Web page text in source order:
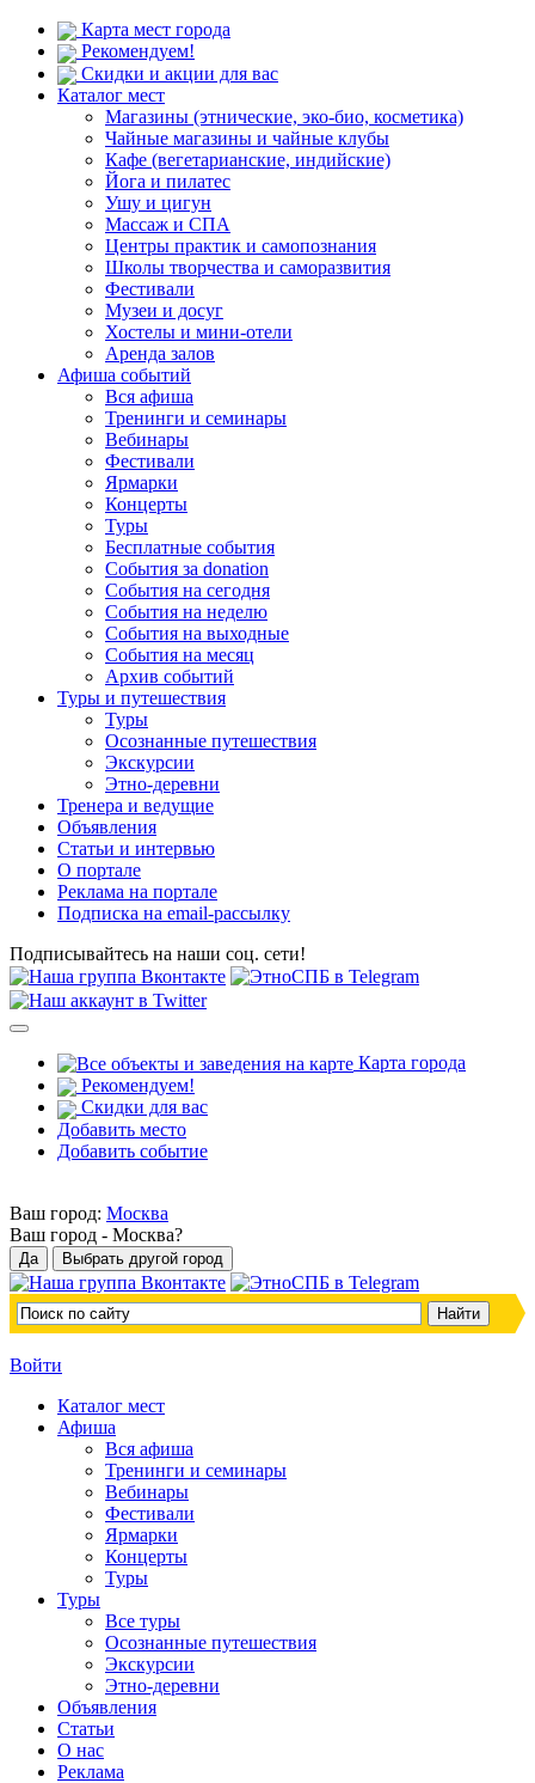
Карта мест города
Рекомендуем!
Скидки и акции для вас
Каталог мест
Магазины (этнические, эко-био, косметика)
Чайные магазины и чайные клубы
Кафе (вегетарианские, индийские)
Йога и пилатес
Ушу и цигун
Массаж и СПА
Центры практик и самопознания
Школы творчества и саморазвития
Фестивали
Музеи и досуг
Хостелы и мини-отели
Аренда залов
Афиша событий
Вся афиша
Тренинги и семинары
Вебинары
Фестивали
Ярмарки
Концерты
Туры
Бесплатные события
События за donation
События на сегодня
События на неделю
События на выходные
События на месяц
Архив событий
Туры и путешествия
Туры
Осознанные путешествия
Экскурсии
Этно-деревни
Тренера и ведущие
Объявления
Статьи и интервью
О портале
Реклама на портале
Подписка на email-рассылку
Подписывайтесь на наши соц. сети!
Карта города
Рекомендуем!
Скидки для вас
Добавить место
Добавить событие
Ваш город: Москва
Ваш город - Москва?
Войти
Каталог мест
Афиша
Вся афиша
Тренинги и семинары
Вебинары
Фестивали
Ярмарки
Концерты
Туры
Туры
Все туры
Осознанные путешествия
Экскурсии
Этно-деревни
Объявления
Статьи
О нас
Реклама